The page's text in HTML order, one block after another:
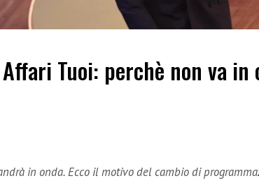
Tuoi: perchè non va in
in onda. Ecco il motivo del cambio di